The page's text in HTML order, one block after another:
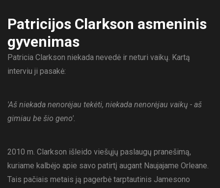
Patricijos Clarkson asmeninis
gyvenimas
Patricia Clarkson niekada nevedė ir neturi vaikų. Kartą
interviu ji pasakė:
'Aš niekada nenorėjau tekėti, niekada nenorėjau vaikų - aš
gimiau be šio geno'.
2010 m. Clarkson išleido viešųjų paslaugų pranešimą,
kuriame kalbėjo apie savo patirtį augant Naujajame Orleane.
Tais pačiais metais ją pagerbė tarptautinis Jamesono